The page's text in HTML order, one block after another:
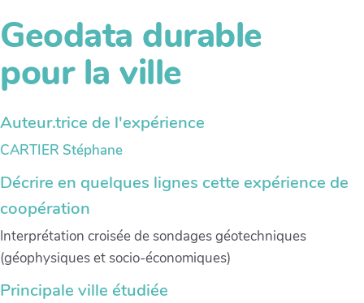
Geodata durable
pour la ville
Auteur.trice de l'expérience
CARTIER Stéphane
Décrire en quelques lignes cette expérience de
coopération
Interprétation croisée de sondages géotechniques
(géophysiques et socio-économiques)
Principale ville étudiée